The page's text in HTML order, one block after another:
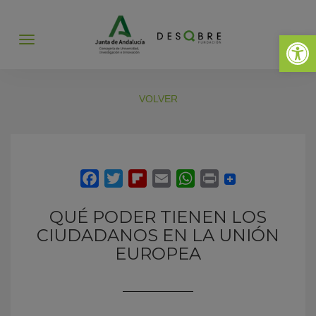
Abrir
Abrir
VOLVER
QUÉ PODER TIENEN LOS
CIUDADANOS EN LA UNIÓN
EUROPEA